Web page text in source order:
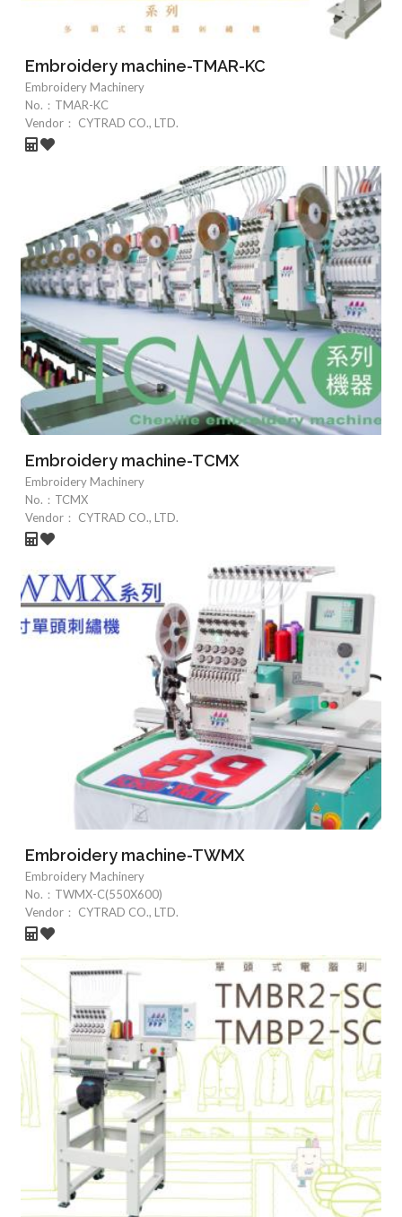
Embroidery machine-TMAR-KC
Embroidery Machinery
No.： TMAR-KC
Vendor：
CYTRAD CO., LTD.
Embroidery machine-TCMX
Embroidery Machinery
No.： TCMX
Vendor：
CYTRAD CO., LTD.
Embroidery machine-TWMX
Embroidery Machinery
No.： TWMX-C(550X600)
Vendor：
CYTRAD CO., LTD.